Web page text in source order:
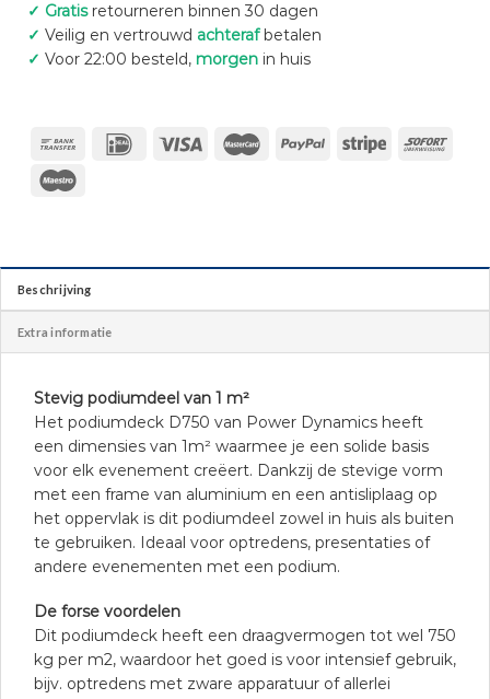
✓ Gratisretourneren binnen 30 dagen
✓ Veilig en vertrouwd achterafbetalen
✓ Voor 22:00 besteld, morgenin huis
Beschrijving
Extra informatie
Stevig podiumdeel van 1 m²
Het podiumdeck D750 van Power Dynamics heeft
een dimensies van 1m² waarmee je een solide basis
voor elk evenement creëert. Dankzij de stevige vorm
met een frame van aluminium en een antisliplaag op
het oppervlak is dit podiumdeel zowel in huis als buiten
te gebruiken. Ideaal voor optredens, presentaties of
andere evenementen met een podium.
De forse voordelen
Dit podiumdeck heeft een draagvermogen tot wel 750
kg per m2, waardoor het goed is voor intensief gebruik,
bijv. optredens met zware apparatuur of allerlei